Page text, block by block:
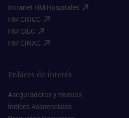
Intranet HM Hospitales​
HM CIOCC​
HM CIEC​
HM CINAC​
Enlaces de interés
Aseguradoras y mutuas​
Índices Asistenciales​